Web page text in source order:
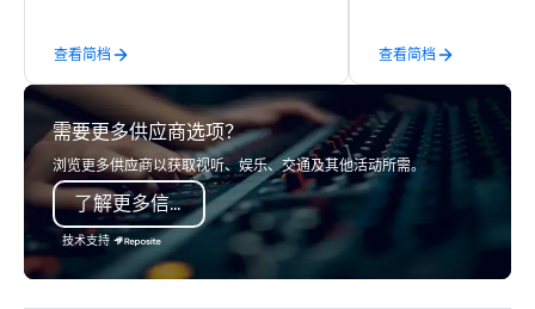
late model luxury vehicles to the
highly experienced and professional
team of chauffeurs and support staff;
you will know quality when you travel
with La Costa Limousine.
查看简档 查看简档
需要更多供应商选项？
浏览更多供应商以获取视听、娱乐、交通及其他活动所需。
了解更多信息
技术支持